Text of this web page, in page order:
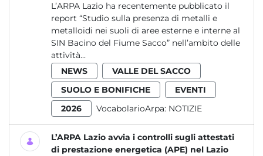
L’ARPA Lazio ha recentemente pubblicato il
report “Studio sulla presenza di metalli e
metalloidi nei suoli di aree esterne e interne al
SIN Bacino del Fiume Sacco” nell’ambito delle
attività...
NEWS
VALLE DEL SACCO
SUOLO E BONIFICHE
EVENTI
2026
VocabolarioArpa: NOTIZIE
L’ARPA Lazio avvia i controlli sugli attestati
di prestazione energetica (APE) nel Lazio